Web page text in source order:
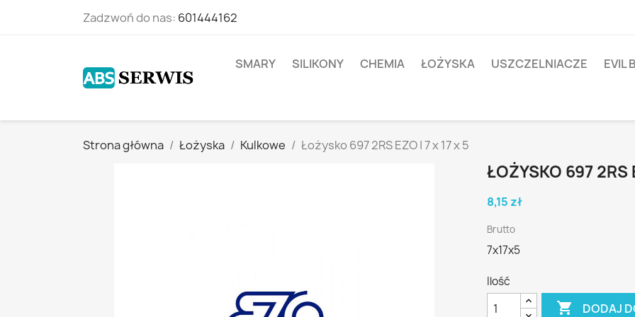
Zadzwoń do nas: 601444162
SMARY SILIKONY CHEMIA ŁOŻYSKA USZCZELNIACZE EVIL
Strona główna Łożyska Kulkowe Łożysko 697 2RS EZO | 7 x 17 x 5
ŁOŻYSKO 697 2RS
8,15 zł
Brutto
7x17x5
Ilość
 DODAJ